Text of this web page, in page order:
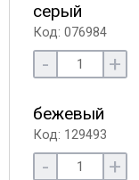
серый
Код: 076984
- +
бежевый
Код: 129493
- +